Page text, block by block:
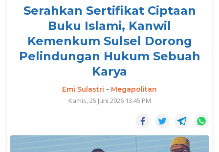
Serahkan Sertifikat Ciptaan
Buku Islami, Kanwil
Kemenkum Sulsel Dorong
Pelindungan Hukum Sebuah
Karya
Emi Sulastri - Megapolitan
Kamis, 25 Juni 2026 13:45 PM